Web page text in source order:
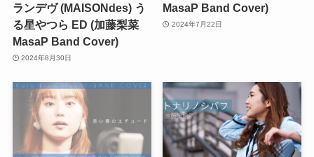
ランデヴ (MAISONdes) う
る星やつら ED (加藤梨菜
MasaP Band Cover)
2024年8月30日
MasaP Band Cover)
2024年7月22日